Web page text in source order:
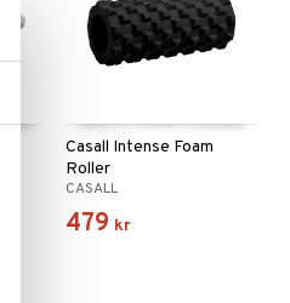
Casall Intense Foam
Roller
CASALL
479 kr